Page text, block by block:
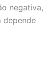
negativa,
depende